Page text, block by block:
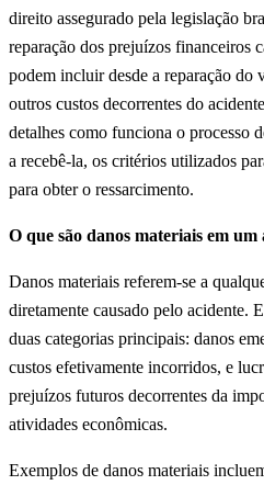
direito assegurado pela legislação
reparação dos prejuízos financeiros
podem incluir desde a reparação do
outros custos decorrentes do
detalhes como funciona o processo
a recebê-la, os critérios utilizados
para obter o ressarcimento.
O que são danos materiais em
Danos materiais referem-se a
diretamente causado pelo acidente.
duas categorias principais: danos
custos efetivamente incorridos, e
prejuízos futuros decorrentes da
atividades econômicas.
Exemplos de danos materiais